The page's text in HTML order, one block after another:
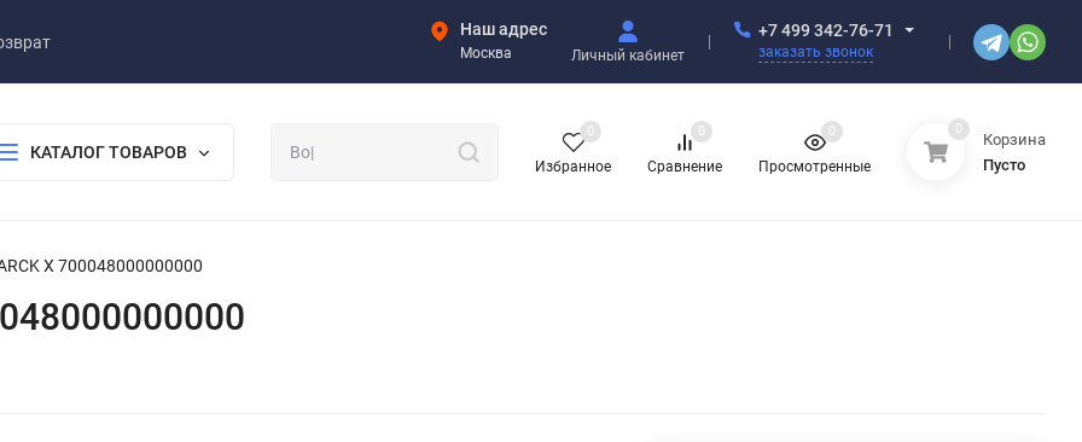
Наш адрес
Москва Личный кабинет
+7 499 342-76-71
заказать звонок
КАТАЛОГ ТОВАРОВ
Избранное
0
Сравнение
0
Просмотренные
0 0
Корзина
Пусто
X 700048000000000